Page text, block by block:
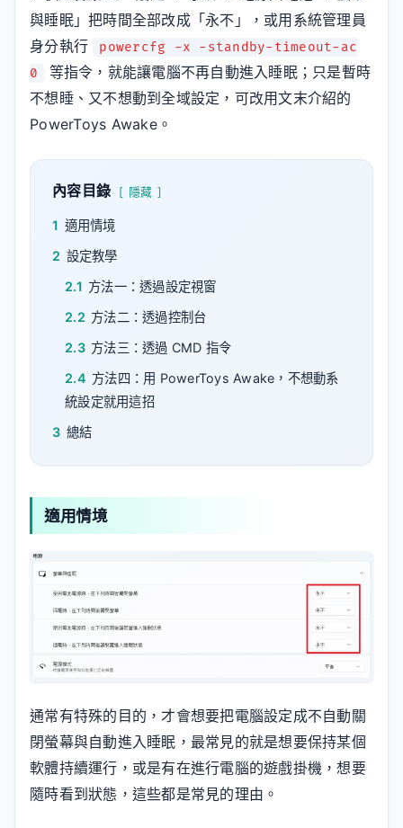
與睡眠」把時間全部改成「永不」，或用系統管理員
身分執行
powercfg -x -standby-timeout-ac
0
等指令，就能讓電腦不再自動進入睡眠；只是暫時
不想睡、又不想動到全域設定，可改用文末介紹的
PowerToys Awake。
內容目錄 隱藏
1 適用情境
2 設定教學
2.1 方法一：透過設定視窗
2.2 方法二：透過控制台
2.3 方法三：透過 CMD 指令
2.4 方法四：用 PowerToys Awake，不想動系
統設定就用這招
3 總結
適用情境
通常有特殊的目的，才會想要把電腦設定成不自動關
閉螢幕與自動進入睡眠，最常見的就是想要保持某個
軟體持續運行，或是有在進行電腦的遊戲掛機，想要
隨時看到狀態，這些都是常見的理由。